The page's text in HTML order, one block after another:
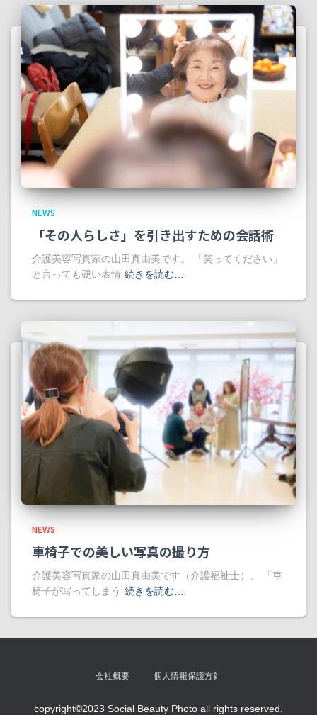
NEWS
「その人らしさ」を引き出すための会話術
介護美容写真家の山田真由美です。 「笑ってください」
と言っても硬い表情 続きを読む…
NEWS
車椅子での美しい写真の撮り方
介護美容写真家の山田真由美です（介護福祉士）。 「車
椅子が写ってしまう 続きを読む…
会社概要 個人情報保護方針
copyright©2023 Social Beauty Photo all rights reserved.